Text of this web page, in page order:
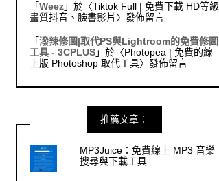
「Weez」於〈Tiktok Full | 免費下載 HD等級
畫質抖音、臉書影片 〉發佈留言
「潑辣修圖|取代PS與Lightroom的免費修圖
工具 - 3CPLUS」於〈Photopea | 免費的線
上版 Photoshop 取代工具〉發佈留言
推薦文章︰
MP3Juice：免費線上 MP3 音樂
搜尋與下載工具